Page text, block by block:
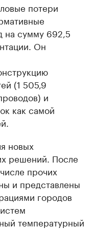
потери
на сумму 692,5
Он
(1 505,9
и
как самой
новых
решений. После
прочих
и представлены
городов
температурный